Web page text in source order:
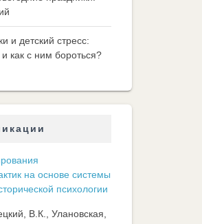
и детский стресс:
как с ним бороться?
на основе системы
психологии
В.К., Улановская,